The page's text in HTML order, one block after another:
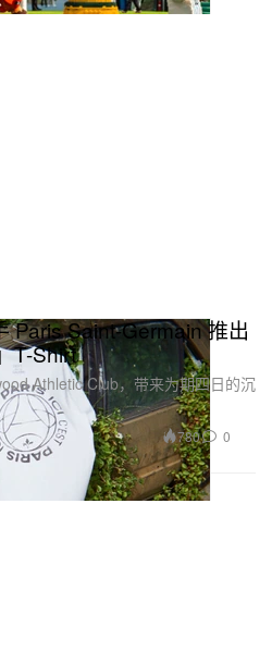
Paris Saint-Germain 推出
T-Shirt
Athletic Club，带来为期四日的沉
780 0